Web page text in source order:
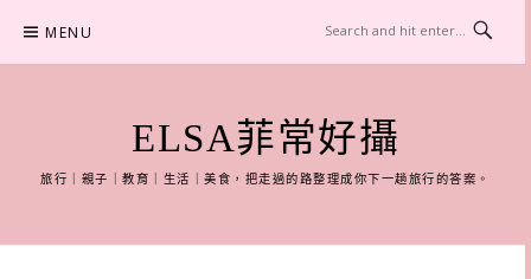
content
MENU
ELSA菲常好攝
旅行｜親子｜教育｜生活｜美食，把走過的路整理成你下一趟旅行的答案。